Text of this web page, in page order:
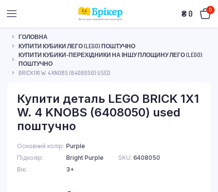
₴ 0 0
ГОЛОВНА
КУПИТИ КУБИКИ ЛЕГО (LEGO) ПОШТУЧНО
КУПИТИ КУБИКИ-ПЕРЕХІДНИКИ НА ІНШУ ПЛОЩИНУ ЛЕГО (LEGO)
ПОШТУЧНО
BRICK 1X1 W. 4 KNOBS (6408050) USED
Купити деталь LEGO BRICK 1X1
W. 4 KNOBS (6408050) used
поштучно
Основний колір Purple
Підколір
Bright Purple
Вік
3+
SKU: 6408050